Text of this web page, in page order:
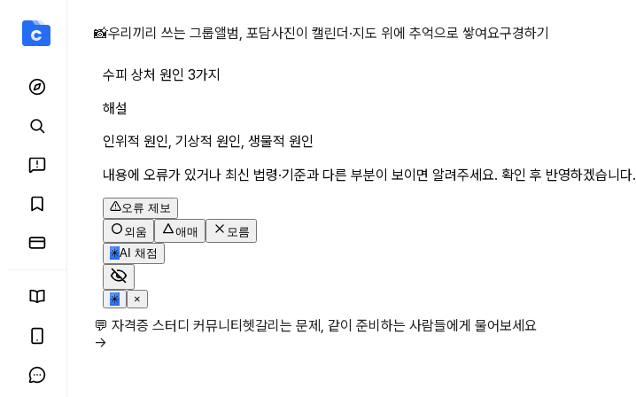
수피 상처 원인 3가지 상세 페이지
📸우리끼리 쓰는 그룹앨범, 포담사진이 캘린더·지도 위에 추억으로 쌓여요구경하기
수피 상처 원인 3가지
해설
인위적 원인, 기상적 원인, 생물적 원인
내용에 오류가 있거나 최신 법령·기준과 다른 부분이 보이면 알려주세요. 확인 후 반영하겠습니다.
오류 제보
외움
애매
모름
✳AI 채점
✳ ×
💬 자격증 스터디 커뮤니티헷갈리는 문제, 같이 준비하는 사람들에게 물어보세요
→